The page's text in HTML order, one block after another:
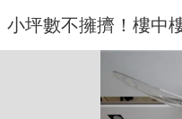
小坪數不擁擠！樓中